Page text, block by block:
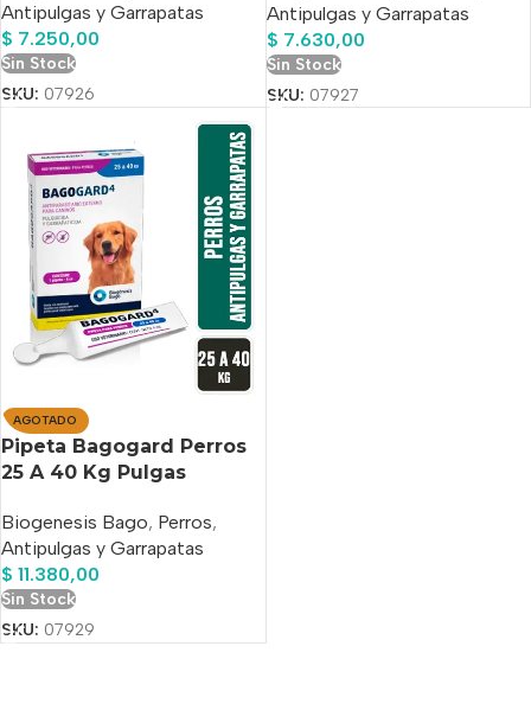
Antipulgas y Garrapatas
$ 7.250,00
Sin Stock
SKU: 07926
Antipulgas y Garrapatas
$ 7.630,00
Sin Stock
SKU: 07927
AGOTADO
Pipeta Bagogard Perros
25 A 40 Kg Pulgas
Acero
Biogenesis Bago, Perros,
Antipulgas y Garrapatas
$ 11.380,00
Sin Stock
SKU: 07929